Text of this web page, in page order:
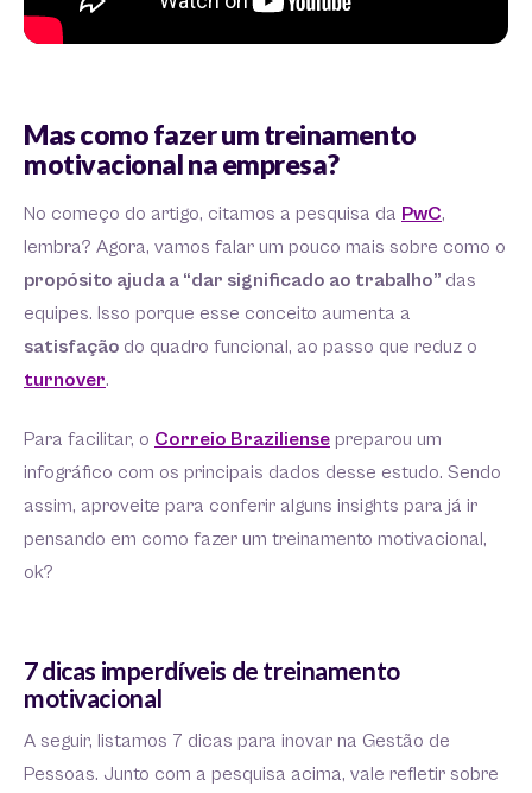
Mas como fazer um treinamento
motivacional na empresa?
No começo do artigo, citamos a pesquisa da PwC,
lembra? Agora, vamos falar um pouco mais sobre como o
propósito ajuda a “dar significado ao trabalho” das
equipes. Isso porque esse conceito aumenta a
satisfação do quadro funcional, ao passo que reduz o
turnover.
Para facilitar, o Correio Braziliense preparou um
infográfico com os principais dados desse estudo. Sendo
assim, aproveite para conferir alguns insights para já ir
pensando em como fazer um treinamento motivacional,
ok?
7 dicas imperdíveis de treinamento
motivacional
A seguir, listamos 7 dicas para inovar na Gestão de
Pessoas. Junto com a pesquisa acima, vale refletir sobre